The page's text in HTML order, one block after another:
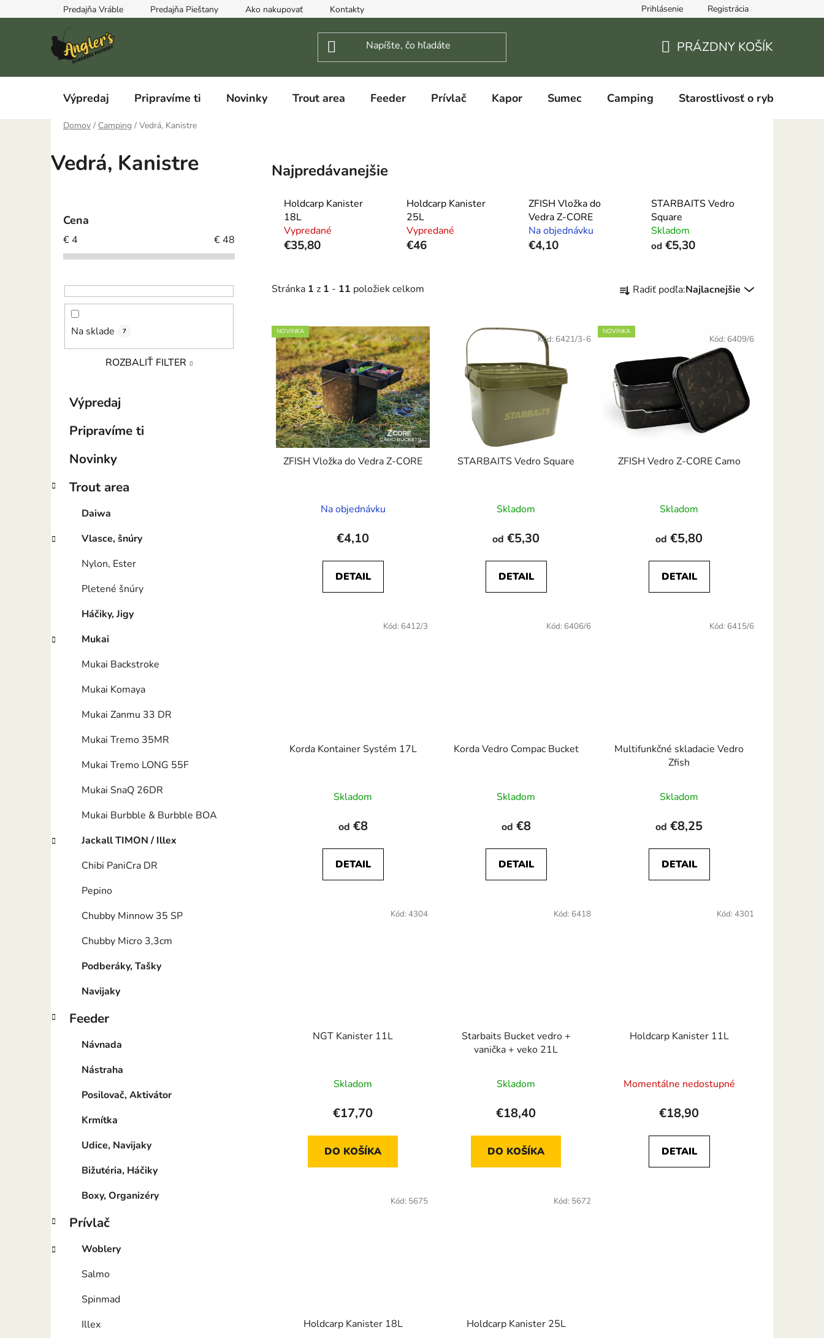
na
Predajňa Vráble Predajňa Pieštany Ako nakupovať Kontakty Prihlásenie Registrácia
KOŠÍK
PRÁZDNY KOŠÍK
Výpredaj Pripravíme ti Novinky Trout area Feeder Prívlač Kapor Sumec Camping Starostlivosť o ryby
Domov / Camping / Vedrá, Kanistre
Vedrá, Kanistre
Cena
€ 4 € 48
Na sklade 7
ROZBALIŤ FILTER
Preskočiť
kategórie
i
Výpredaj
Pripravíme ti
Novinky
Trout area
Daiwa
Vlasce, šnúry
Nylon, Ester
Pletené šnúry
Háčiky, Jigy
Mukai
Mukai Backstroke
Mukai Komaya
Mukai Zanmu 33 DR
Mukai Tremo 35MR
Mukai Tremo LONG 55F
Mukai SnaQ 26DR
Mukai Burbble & Burbble BOA
Jackall TIMON / Illex
Chibi PaniCra DR
Pepino
Chubby Minnow 35 SP
Chubby Micro 3,3cm
Podberáky, Tašky
Navijaky
Feeder
Návnada
Nástraha
Posilovač, Aktivátor
Krmítka
Udice, Navijaky
Bižutéria, Háčiky
Boxy, Organizéry
Prívlač
Woblery
Salmo
Spinmad
Illex
Najpredávanejšie
Holdcarp Kanister
18L
Vypredané
€35,80
Holdcarp Kanister
25L
Vypredané
€46
ZFISH Vložka do
Vedra Z-CORE
Na objednávku
€4,10
STARBAITS Vedro
Square
Skladom
od€5,30
Stránka 1 z 1 - 11 položiek celkom
a
e
n
i
e
p
r
o
u
Radiť podľa:Najlacnejšie
V
ý
p
s
p
r
o
d
NOVINKA
ZFISH Vložka do Vedra Z-CORE
Na objednávku
€4,10
DETAIL
Kód:6611
STARBAITS Vedro Square
Skladom
od €5,30
DETAIL
Kód: 6421/3-6
NOVINKA
ZFISH Vedro Z-CORE Camo
hodnotenie
produktu
je
5,0
z
Skladom
od €5,80
DETAIL
Kód: 6409/6
Korda Kontainer Systém 17L
Skladom
od €8
DETAIL
Kód: 6412/3
Korda Vedro Compac Bucket
Skladom
od €8
DETAIL
Kód: 6406/6
Multifunkčné skladacie Vedro
Zfish
hodnotenie
produktu
je
5,0
z
Skladom
od €8,25
DETAIL
Kód: 6415/6
NGT Kanister 11L
Skladom
€17,70
DO KOŠÍKA
Kód: 4304
Starbaits Bucket vedro +
vanička + veko 21L
Skladom
€18,40
DO KOŠÍKA
Kód: 6418
Holdcarp Kanister 11L
Momentálne nedostupné
€18,90
DETAIL
Kód: 4301
Holdcarp Kanister 18L
Kód: 5675
Holdcarp Kanister 25L
Kód: 5672